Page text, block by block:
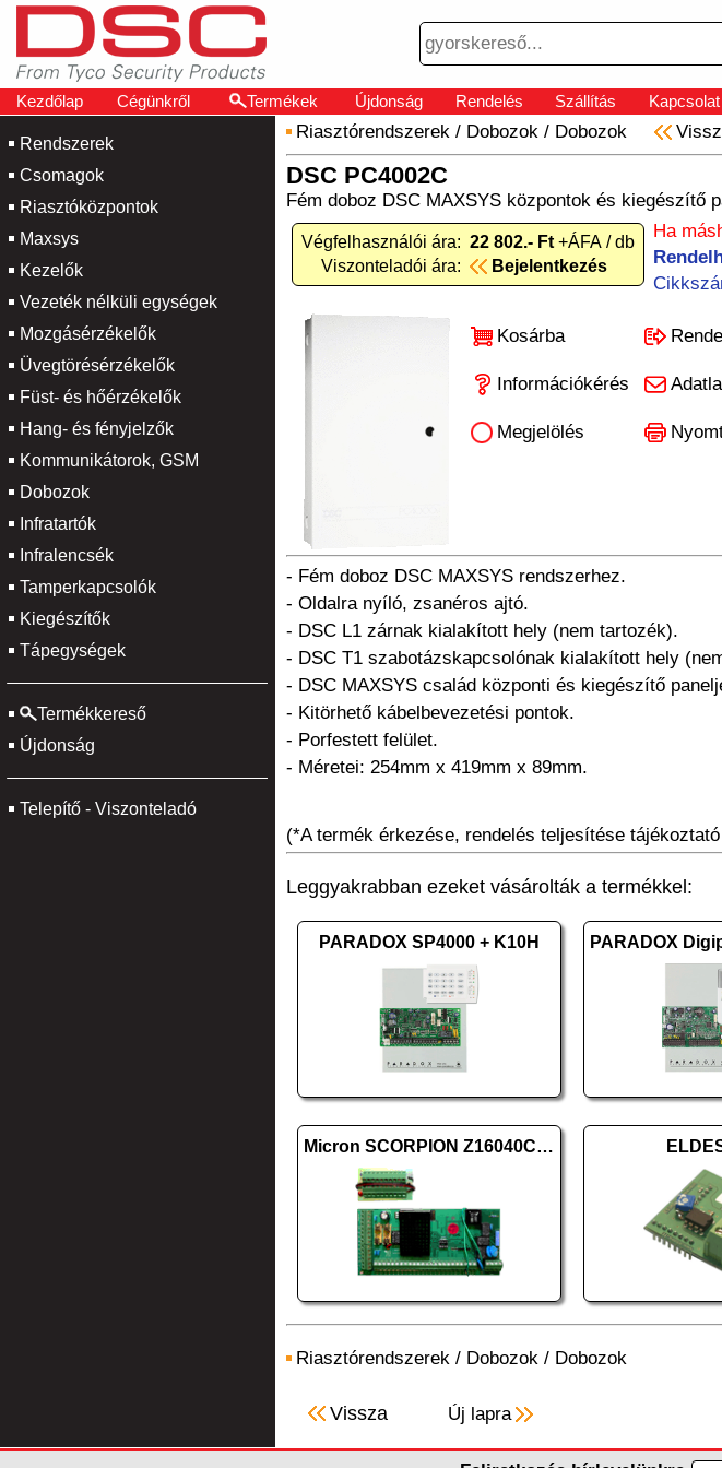
Kezdőlap Cégünkről Termékek Újdonság Rendelés Szállítás Kapcsolat
Rendszerek
Csomagok
Riasztóközpontok
Maxsys
Kezelők
Vezeték nélküli egységek
Mozgásérzékelők
Üvegtörésérzékelők
Füst- és hőérzékelők
Hang- és fényjelzők
Kommunikátorok, GSM
Dobozok
Infratartók
Infralencsék
Tamperkapcsolók
Kiegészítők
Tápegységek
Termékkereső
Újdonság
Telepítő - Viszonteladó
Riasztórendszerek / Dobozok / Dobozok
DSC PC4002C
Fém doboz DSC MAXSYS központok és kiegészítő
Végfelhasználói ára: 22 802.- Ft +ÁFA / db
Viszonteladói ára:
Bejelentkezés
Ha
Kosárba
Információkérés
Megjelölés
- Fém doboz DSC MAXSYS rendszerhez.
- Oldalra nyíló, zsanéros ajtó.
- DSC L1 zárnak kialakított hely (nem tartozék).
- DSC T1 szabotázskapcsolónak kialakított hely
- DSC MAXSYS család központi és kiegészítő
- Kitörhető kábelbevezetési pontok.
- Porfestett felület.
- Méretei: 254mm x 419mm x 89mm.
(*A termék érkezése, rendelés teljesítése
Leggyakrabban ezeket vásárolták a termékkel:
PARADOX SP4000 + K10H
Micron SCORPION Z16040C panel
Riasztórendszerek / Dobozok / Dobozok
Vissza Új lapra